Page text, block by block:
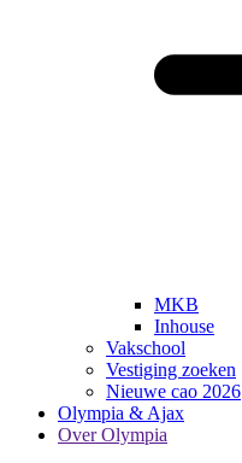
MKB
Inhouse
Vakschool
Vestiging zoeken
Nieuwe cao 2026
Olympia & Ajax
Over Olympia